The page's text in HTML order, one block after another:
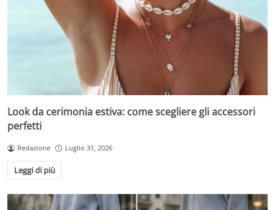
Look da cerimonia estiva: come scegliere gli accessori
perfetti
Redazione Luglio 31, 2026
Leggi di più